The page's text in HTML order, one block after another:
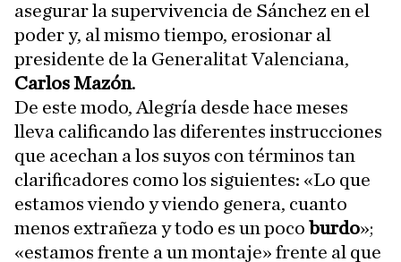
asegurar la supervivencia de Sánchez en el
poder y, al mismo tiempo, erosionar al
presidente de la Generalitat Valenciana,
Carlos Mazón.
De este modo, Alegría desde hace meses
lleva calificando las diferentes instrucciones
que acechan a los suyos con términos tan
clarificadores como los siguientes: «Lo que
estamos viendo y viendo genera, cuanto
menos extrañeza y todo es un poco burdo»;
«estamos frente a un montaje» frente al que